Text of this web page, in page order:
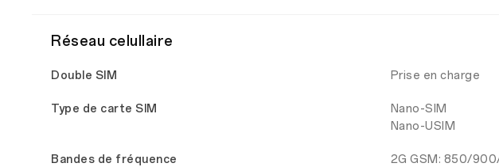
Réseau celullaire
Double SIM Prise en charge
Type de carte SIM
Nano-SIM
Nano-USIM
Bandes de fréquence
2G GSM: 850/